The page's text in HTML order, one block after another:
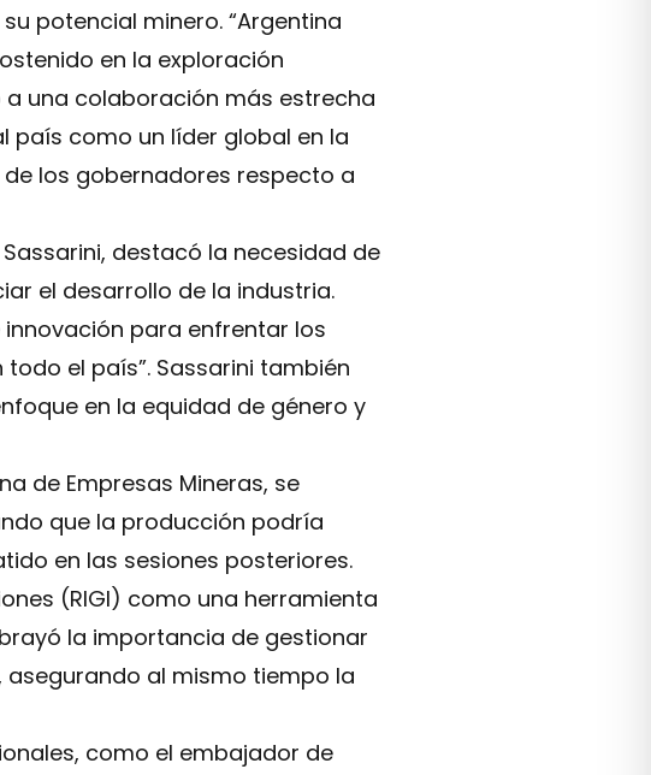
potencial minero. “Argentina
en la exploración
una colaboración más estrecha
país como un líder global en la
los gobernadores respecto a
Sassarini, destacó la necesidad de
el desarrollo de la industria.
para enfrentar los
el país”. Sassarini también
en la equidad de género y
de Empresas Mineras, se
que la producción podría
en las sesiones posteriores.
(RIGI) como una herramienta
la importancia de gestionar
al mismo tiempo la
como el embajador de